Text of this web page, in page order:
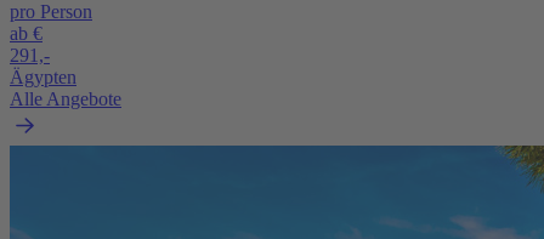
pro Person
ab €
291,-
Ägypten
Alle Angebote